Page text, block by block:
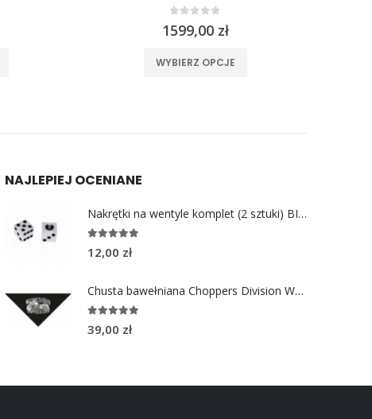
out of 5
1599,00 zł
WYBIERZ OPCJE
NAJLEPIEJ OCENIANE
Nakrętki na wentyle komplet (2 sztuki) BIAŁE KOSTKI
out of 5
12,00 zł
Chusta bawełniana Choppers Division WELCOME TO HEAVEN
out of 5
39,00 zł